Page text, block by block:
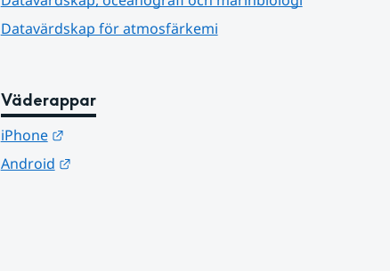
Datavärdskap för atmosfärkemi
Väderappar
iPhone
Länk till annan webbplats.
Android
Länk till annan webbplats.